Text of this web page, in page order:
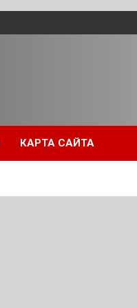
КАРТА САЙТА